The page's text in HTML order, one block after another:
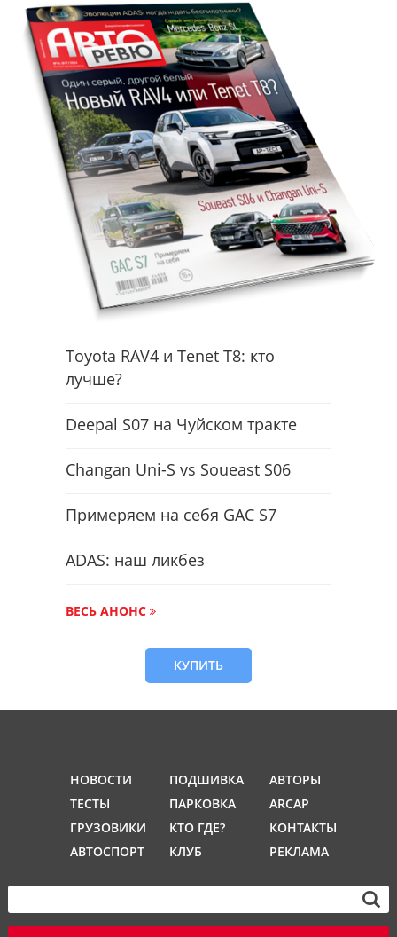
Toyota RAV4 и Tenet T8: кто
лучше?
Deepal S07 на Чуйском тракте
Changan Uni-S vs Soueast S06
Примеряем на себя GAC S7
ADAS: наш ликбез
ВЕСЬ АНОНС
КУПИТЬ
НОВОСТИ
ТЕСТЫ
ГРУЗОВИКИ
АВТОСПОРТ
ПОДШИВКА
ПАРКОВКА
КТО ГДЕ?
КЛУБ
АВТОРЫ
ARCAP
КОНТАКТЫ
РЕКЛАМА